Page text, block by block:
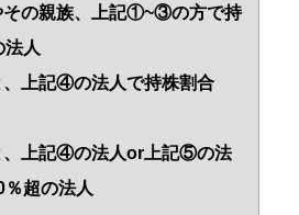
の親族、上記①~③の方で持
法人
上記④の法人で持株割合
上記④の法人or上記⑤の法
％超の法人